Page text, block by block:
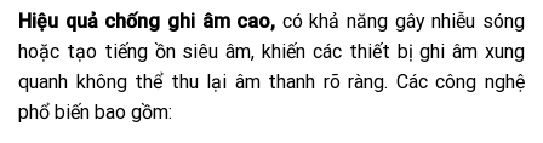
Hiệu quả chống ghi âm cao, có khả năng gây nhiễu sóng
hoặc tạo tiếng ồn siêu âm, khiến các thiết bị ghi âm xung
quanh không thể thu lại âm thanh rõ ràng. Các công nghệ
phổ biến bao gồm: